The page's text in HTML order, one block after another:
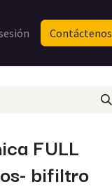
Contáctenos
FULL
bifiltro